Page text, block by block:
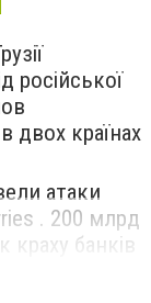
російської
двох країнах
атаки
. 200 млрд
краху банків